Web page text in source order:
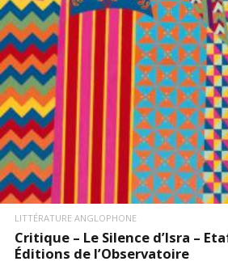
LITTÉRATURE ANGLOPHONE
Critique – Le Silence d’Isra –
Éditions de l’Observatoire